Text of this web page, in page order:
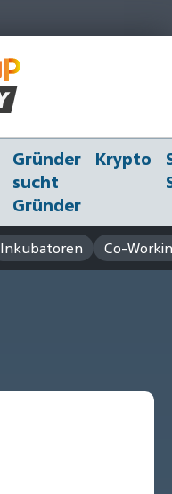
Gründer
sucht
Gründer
Krypto
Inkubatoren Co-